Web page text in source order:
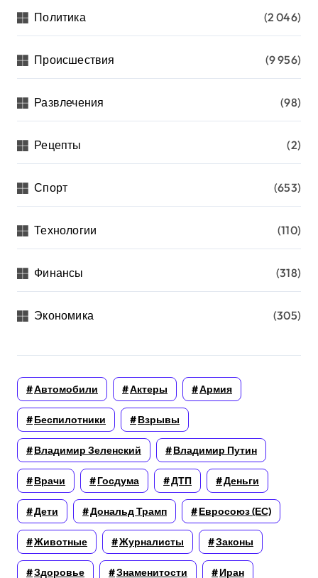
Политика (2 046)
Происшествия (9 956)
Развлечения (98)
Рецепты (2)
Спорт (653)
Технологии (110)
Финансы (318)
Экономика (305)
Автомобили Актеры Армия
Беспилотники Взрывы
Владимир Зеленский Владимир Путин
Врачи Госдума ДТП Деньги
Дети Дональд Трамп Евросоюз (ЕС)
Животные Журналисты Законы
Здоровье Знаменитости Иран